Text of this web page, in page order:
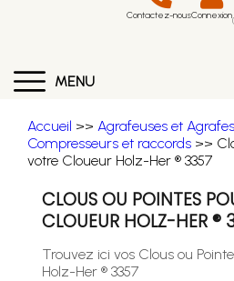
Contactez-nousConnexion
MENU
Accueil >> Agrafeuses et
Compresseurs et raccords >>
votre Cloueur Holz-Her ® 3357
CLOUS OU POINTES
CLOUEUR HOLZ-HER ®
Trouvez ici vos Clous ou
Holz-Her ® 3357